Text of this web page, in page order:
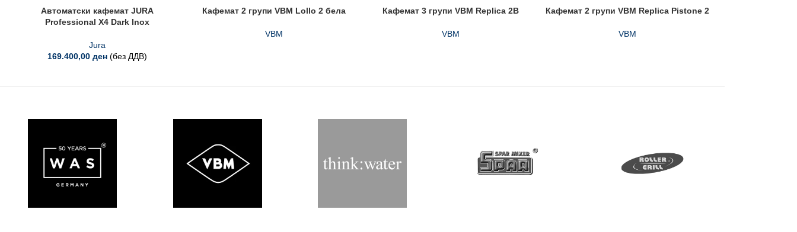
Автоматски кафемат JURA
Professional X4 Dark Inox
Jura
169.400,00 ден (без ДДВ)
Кафемат 2 групи VBM Lollo 2 бела
VBM
Кафемат 3 групи VBM Replica 2B
VBM
Кафемат 2 групи VBM Replica Pistone 2
VBM